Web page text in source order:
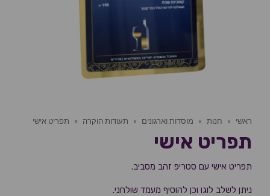
ראשי » חנות » מוסדות וארגונים » תעודות הוקרה » תפריט אישי
תפריט אישי
תפריט אישי עם סטריפ זהב מסביב.
ניתן לשלב לוגו וכן להוסיף מעמד שולחני.